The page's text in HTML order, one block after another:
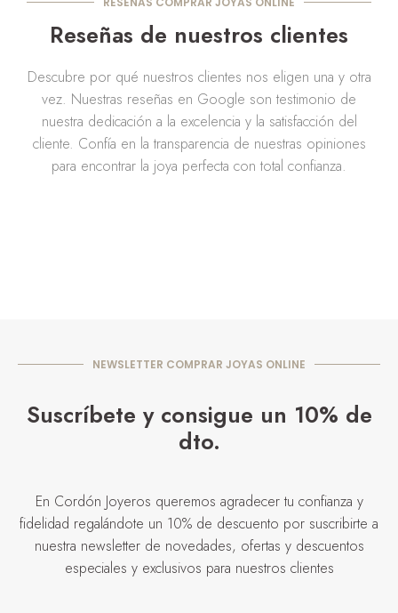
Reseñas de nuestros clientes
Descubre por qué nuestros clientes nos eligen una y otra
vez. Nuestras reseñas en Google son testimonio de
nuestra dedicación a la excelencia y la satisfacción del
cliente. Confía en la transparencia de nuestras opiniones
para encontrar la joya perfecta con total confianza.
NEWSLETTER COMPRAR JOYAS ONLINE
Suscríbete y consigue un 10% de
dto.
En Cordón Joyeros queremos agradecer tu confianza y
fidelidad regalándote un 10% de descuento por suscribirte a
nuestra newsletter de novedades, ofertas y descuentos
especiales y exclusivos para nuestros clientes